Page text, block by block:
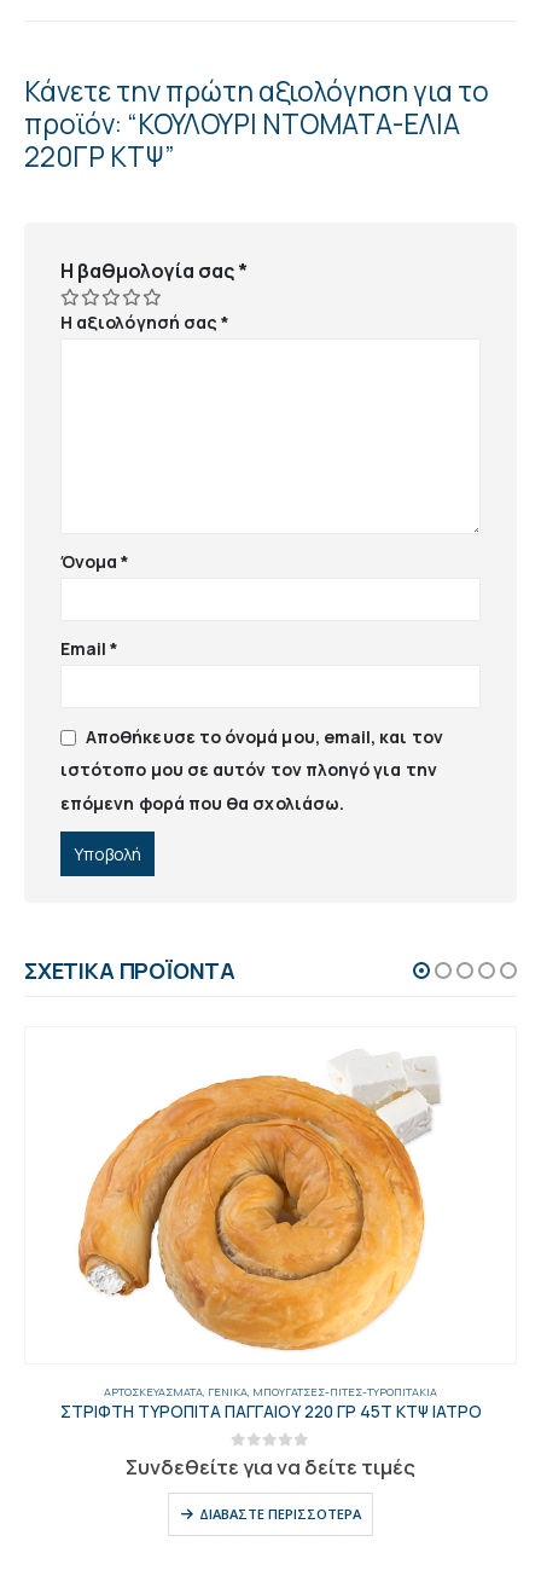
Κάνετε την πρώτη αξιολόγηση για το
προϊόν: “ΚΟΥΛΟΥΡΙ ΝΤΟΜΑΤΑ-ΕΛΙΑ
220ΓΡ ΚΤΨ”
Η βαθμολογία σας*
Η αξιολόγησή σας*
Όνομα*
Email*
Αποθήκευσε το όνομά μου, email, και τον
ιστότοπο μου σε αυτόν τον πλοηγό για την
επόμενη φορά που θα σχολιάσω.
ΣΧΕΤΙΚΆ ΠΡΟΪΌΝΤΑ
ΑΡΤΟΣΚΕΥΆΣΜΑΤΑ, ΓΕΝΙΚΑ, ΜΠΟΥΓΆΤΣΕΣ-ΠΊΤΕΣ-ΤΥΡΟΠΙΤΆΚΙΑ
ΣΤΡΙΦΤΗ ΤΥΡΟΠΙΤΑ ΠΑΓΓΑΙΟΥ 220 ΓΡ 45Τ ΚΤΨ ΙΑΤΡΟ
out of 5
Συνδεθείτε για να δείτε τιμές
ΔΙΑΒΆΣΤΕ ΠΕΡΙΣΣΌΤΕΡΑ